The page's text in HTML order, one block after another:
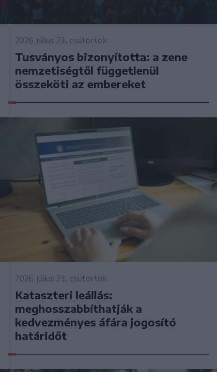
2026. július 23., csütörtök
Tusványos bizonyította: a zene
nemzetiségtől függetlenül
összeköti az embereket
2026. július 23., csütörtök
Kataszteri leállás:
meghosszabbíthatják a
kedvezményes áfára jogosító
határidőt